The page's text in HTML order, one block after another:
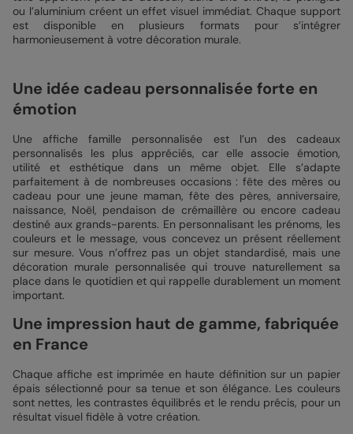
ou l’aluminium créent un effet visuel immédiat. Chaque support
est disponible en plusieurs formats pour s’intégrer
harmonieusement à votre décoration murale.
Une idée cadeau personnalisée forte en
émotion
Une affiche famille personnalisée est l’un des cadeaux
personnalisés les plus appréciés, car elle associe émotion,
utilité et esthétique dans un même objet. Elle s’adapte
parfaitement à de nombreuses occasions : fête des mères ou
cadeau pour une jeune maman, fête des pères, anniversaire,
naissance, Noël, pendaison de crémaillère ou encore cadeau
destiné aux grands-parents. En personnalisant les prénoms, les
couleurs et le message, vous concevez un présent réellement
sur mesure. Vous n’offrez pas un objet standardisé, mais une
décoration murale personnalisée qui trouve naturellement sa
place dans le quotidien et qui rappelle durablement un moment
important.
Une impression haut de gamme, fabriquée
en France
Chaque affiche est imprimée en haute définition sur un papier
épais sélectionné pour sa tenue et son élégance. Les couleurs
sont nettes, les contrastes équilibrés et le rendu précis, pour un
résultat visuel fidèle à votre création.